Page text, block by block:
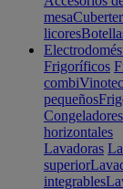
mesa
licores
Frigoríficos
combi
pequeños
Congeladores
horizontales
Lavadoras
superior
integrables